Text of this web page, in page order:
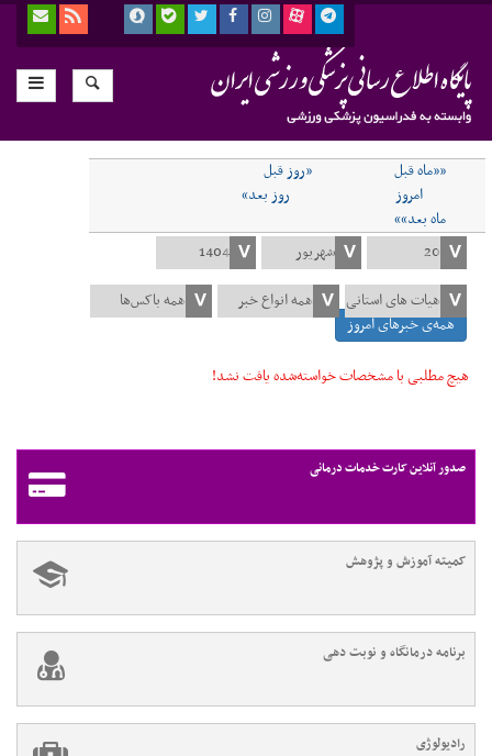
««ماه قبل
«روز قبل
امروز
روز بعد»
ماه بعد»»
همه‌ی خبرهای امروز
هیچ مطلبی با مشخصات خواسته‌شده یافت نشد!
صدور آنلاین کارت خدمات درمانی
کمیته آموزش و پژوهش
برنامه درمانگاه و نوبت دهی
رادیولوژی